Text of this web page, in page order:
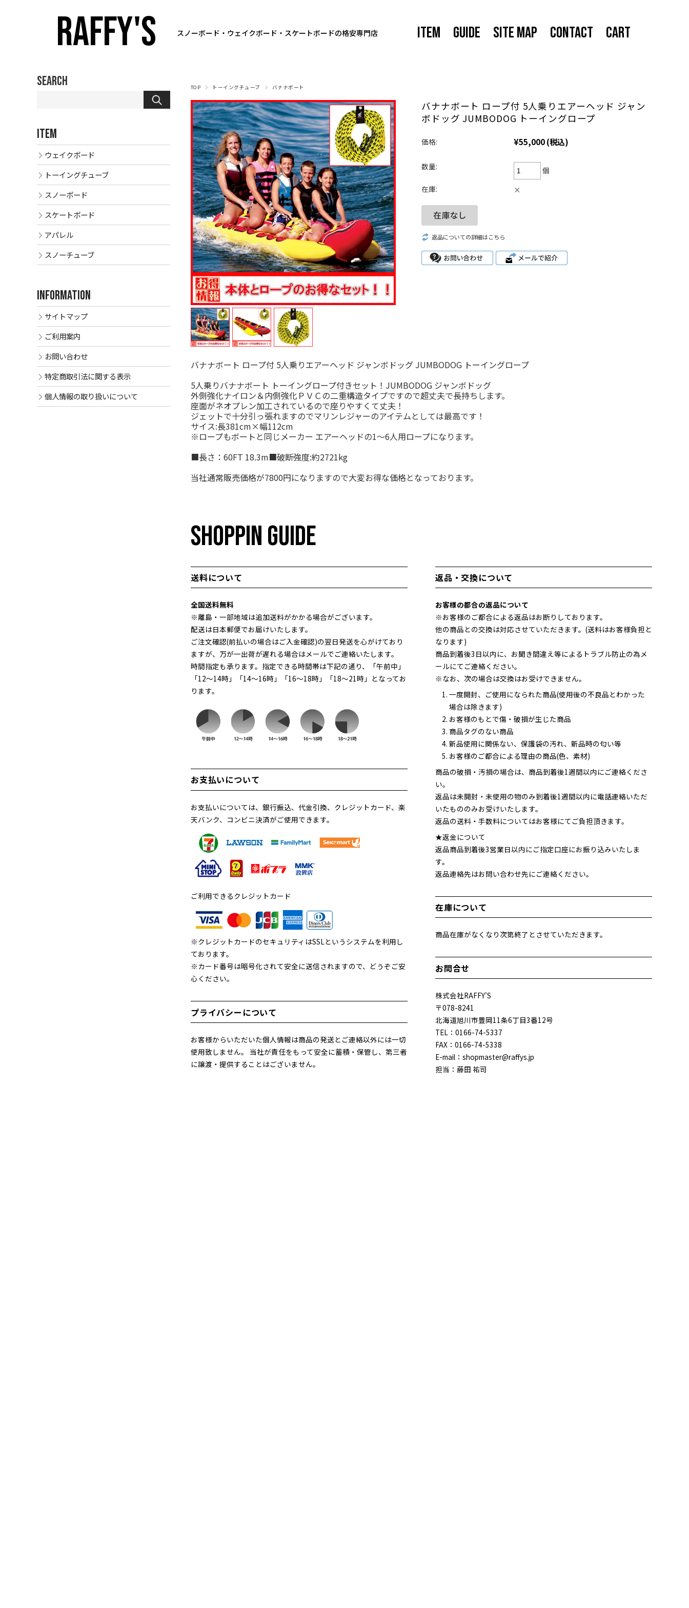
スノーボード・ウェイクボード・スケートボードの格安専門店
RAFFY'S ITEM GUIDE SITE MAP CONTACT CART
TOP トーイングチューブ バナナボート
バナナボート ロープ付 5人乗りエアーヘッド ジャン
ボドッグ JUMBODOG トーイングロープ
価格: ¥55,000(税込)
数量:
個
在庫:
×
返品についての詳細はこちら
バナナボート ロープ付 5人乗りエアーヘッド ジャンボドッグ JUMBODOG トーイングロープ
5人乗りバナナボート トーイングロープ付きセット！JUMBODOG ジャンボドッグ
外側強化ナイロン＆内側強化ＰＶＣの二重構造タイプですので超丈夫で長持ちします。
座面がネオプレン加工されているので座りやすくて丈夫！
ジェットで十分引っ張れますのでマリンレジャーのアイテムとしては最高です！
サイス:長381cm×幅112cm
※ロープもボートと同じメーカー エアーヘッドの1～6人用ロープになります。
■長さ：60FT 18.3m■破断強度:約2721kg
当社通常販売価格が7800円になりますので大変お得な価格となっております。
SHOPPIN GUIDE
送料について
全国送料無料
※離島・一部地域は追加送料がかかる場合がございます。
配送は日本郵便でお届けいたします。
ご注文確認(前払いの場合はご入金確認)の翌日発送を心がけており
ますが、万が一出荷が遅れる場合はメールでご連絡いたします。
時間指定も承ります。指定できる時間帯は下記の通り、「午前中」
「12～14時」「14～16時」「16～18時」「18～21時」となってお
ります。
お支払いについて
お支払いについては、銀行振込、代金引換、クレジットカード、楽
天バンク、コンビニ決済がご使用できます。
ご利用できるクレジットカード
※クレジットカードのセキュリティはSSLというシステムを利用し
ております。
※カード番号は暗号化されて安全に送信されますので、どうぞご安
心ください。
プライバシーについて
お客様からいただいた個人情報は商品の発送とご連絡以外には一切
使用致しません。 当社が責任をもって安全に蓄積・保管し、第三者
に譲渡・提供することはございません。
返品・交換について
お客様の都合の返品について
※お客様のご都合による返品はお断りしております。
他の商品との交換は対応させていただきます。(送料はお客様負担と
なります)
商品到着後3日以内に、お聞き間違え等によるトラブル防止の為メ
ールにてご連絡ください。
※なお、次の場合は交換はお受けできません。
一度開封、ご使用になられた商品(使用後の不良品とわかった
場合は除きます)
お客様のもとで傷・破損が生じた商品
商品タグのない商品
新品使用に関係ない、保護袋の汚れ、新品時の匂い等
お客様のご都合による理由の商品(色、素材)
商品の破損・汚損の場合は、商品到着後1週間以内にご連絡くださ
い。
返品は未開封・未使用の物のみ到着後1週間以内に電話連絡いただ
いたもののみお受けいたします。
返品の送料・手数料についてはお客様にてご負担頂きます。
★返金について
返品商品到着後3営業日以内にご指定口座にお振り込みいたしま
す。
返品連絡先はお問い合わせ先にご連絡ください。
在庫について
商品在庫がなくなり次第終了とさせていただきます。
お問合せ
株式会社RAFFY'S
〒078-8241
北海道旭川市豊岡11条6丁目3番12号
TEL：0166-74-5337
FAX：0166-74-5338
E-mail：shopmaster@raffys.jp
担当：藤田 祐司
SEARCH
ITEM
ウェイクボード
トーイングチューブ
スノーボード
スケートボード
アパレル
スノーチューブ
INFORMATION
サイトマップ
ご利用案内
お問い合わせ
特定商取引法に関する表示
個人情報の取り扱いについて